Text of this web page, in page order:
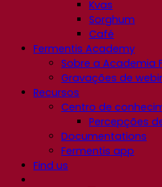
Kvas
Sorghum
Café
Fermentis Academy
Sobre a Academia
Gravações de
Recursos
Centro de
Percepções
Documentations
Fermentis app
Find us